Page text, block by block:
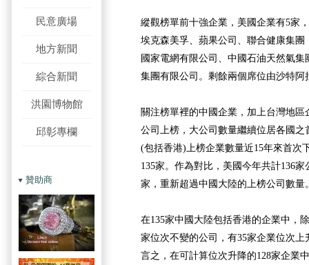
民意廣場
地方新聞
綜合新聞
洪園博物館
邱彰專欄
贊助商
縱觀榜單前十強企業，美國企業有5家
埃克森美孚、蘋果公司、聯合健康集團
國家電網有限公司、中國石油天然氣
集團有限公司。剩餘兩個席位由沙特
關注榜單裡的中國企業，加上台灣地區
公司上榜，大公司數量繼續位居各國
(包括香港)上榜企業數量近15年來首次
135家。作為對比，美國今年共計136
家，重新超過中國大陸的上榜公司數量
在135家中國大陸包括香港的企業中，
家位次不變的公司，有35家企業位次
言之，在可計算位次升降的128家企業